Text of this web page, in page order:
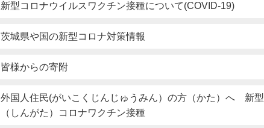
新型コロナウイルスワクチン接種について(COVID-19)
茨城県や国の新型コロナ対策情報
皆様からの寄附
外国人住民(がいこくじんじゅうみん）の方（かた）へ 新型
（しんがた）コロナワクチン接種